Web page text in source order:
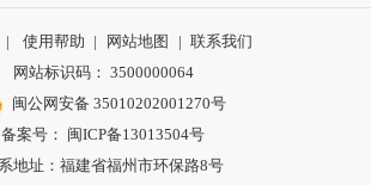
| 使用帮助 | 网站地图 | 联系我们
网站标识码： 3500000064
闽公网安备 35010202001270号
备案号： 闽ICP备13013504号
地址：福建省福州市环保路8号